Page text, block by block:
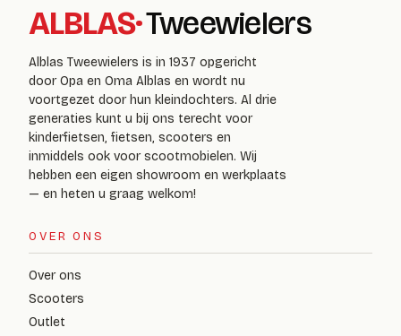
ALBLAS·Tweewielers
Alblas Tweewielers is in 1937 opgericht
door Opa en Oma Alblas en wordt nu
voortgezet door hun kleindochters. Al drie
generaties kunt u bij ons terecht voor
kinderfietsen, fietsen, scooters en
inmiddels ook voor scootmobielen. Wij
hebben een eigen showroom en werkplaats
— en heten u graag welkom!
OVER ONS
Over ons
Scooters
Outlet